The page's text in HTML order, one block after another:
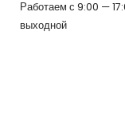
Работаем с 9:00 —
выходной